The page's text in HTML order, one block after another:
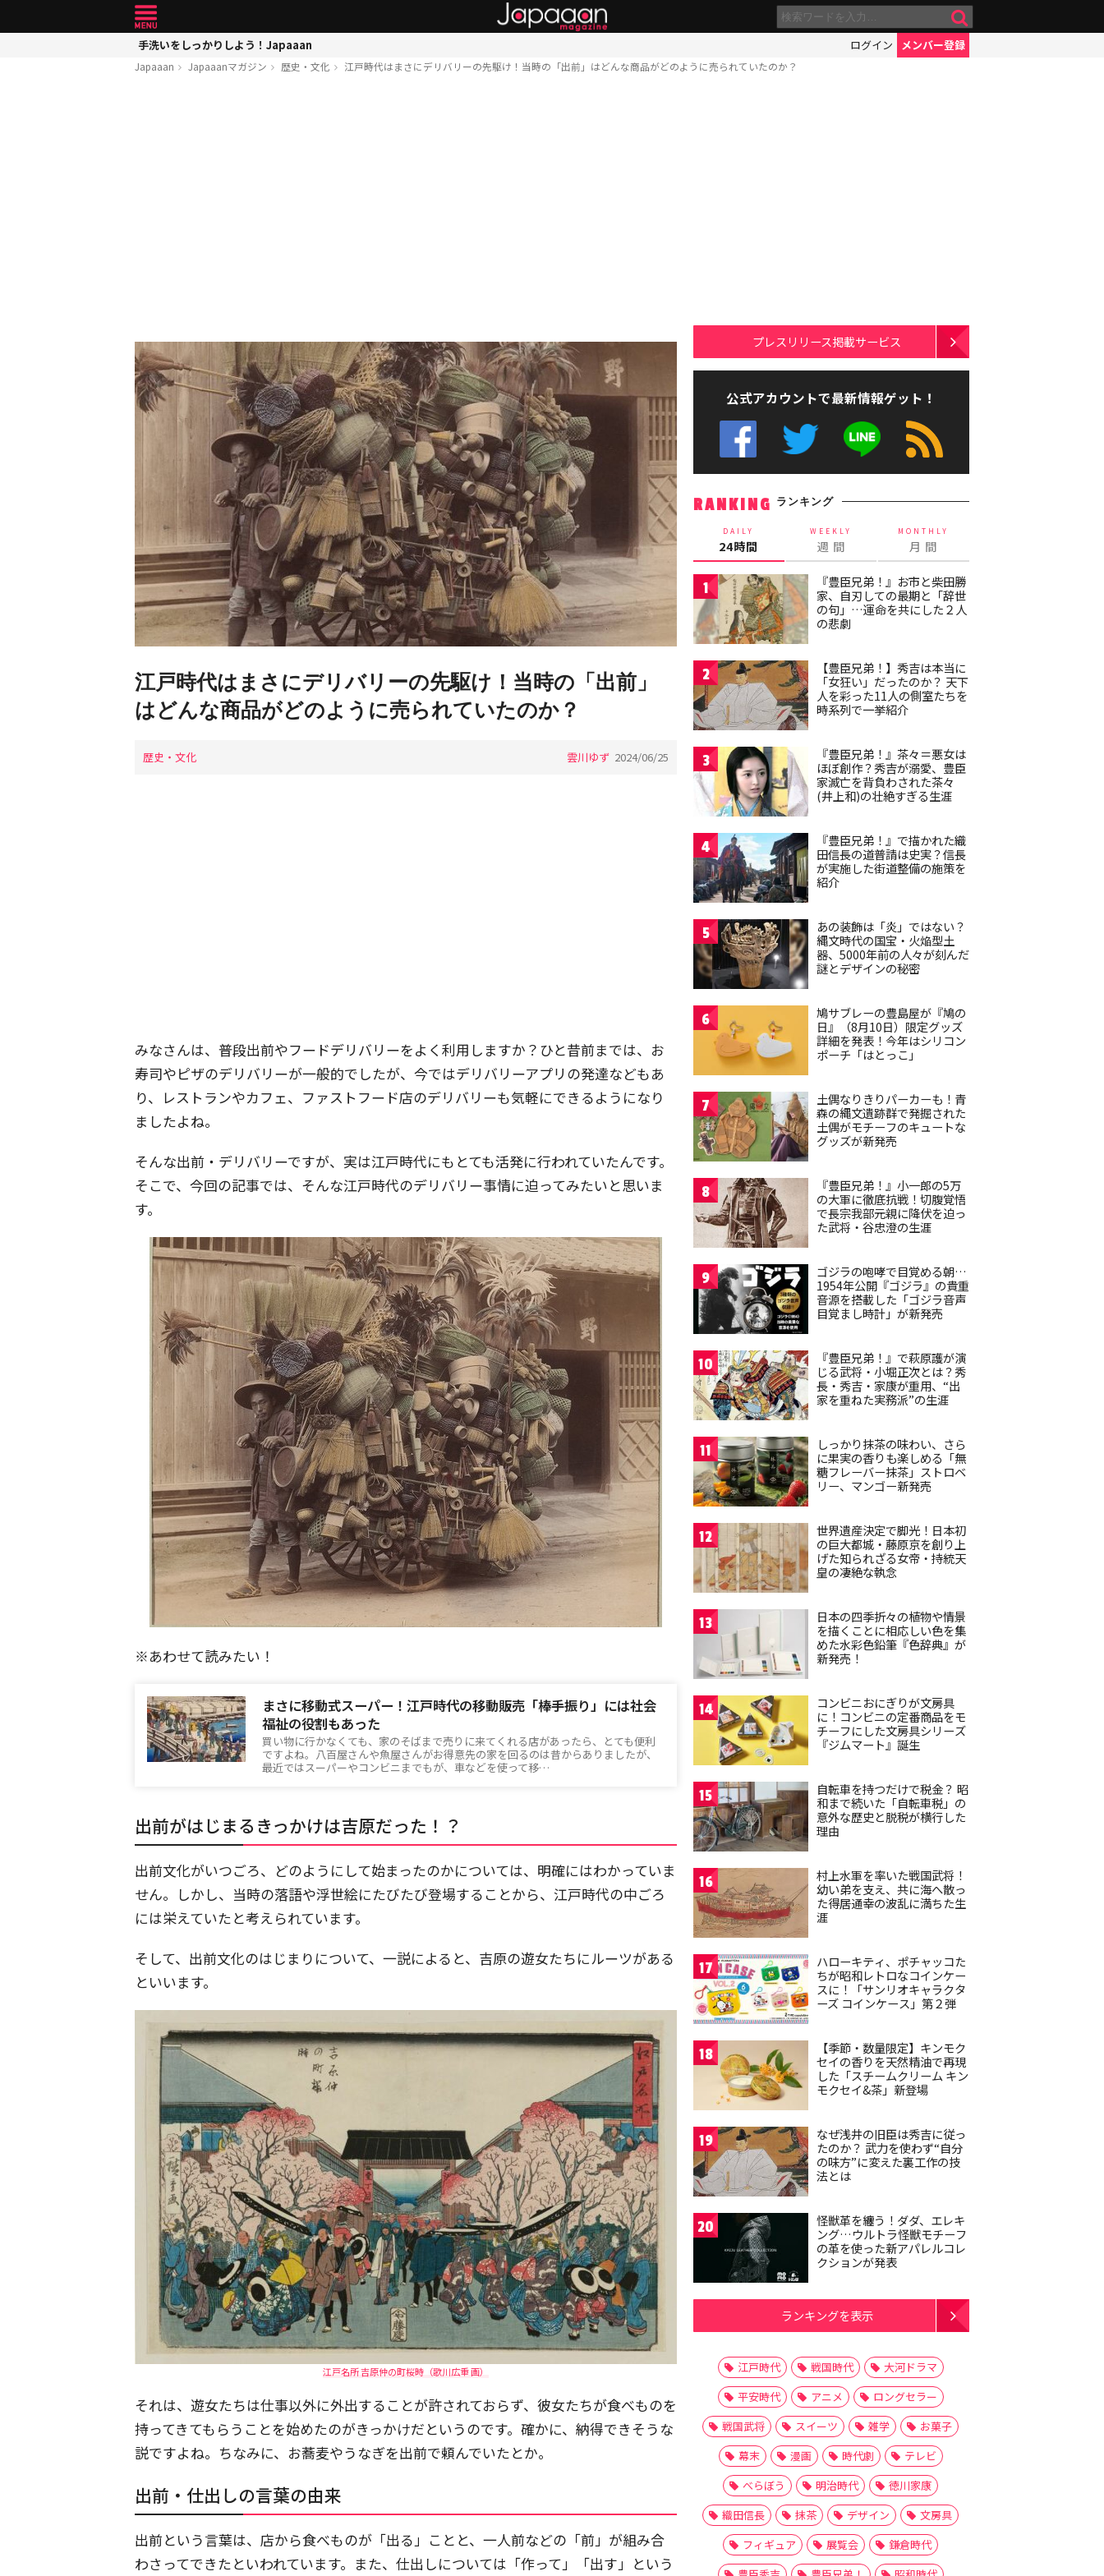
手洗いをしっかりしよう！Japaaan ログイン メンバー登録
Japaaan Japaaanマガジン 歴史・文化 江戸時代はまさにデリバリーの先駆け！当時の「出前」はどんな商品がどのように売られていたのか？
江戸時代はまさにデリバリーの先駆け！当時の「出前」
はどんな商品がどのように売られていたのか？
歴史・文化 雲川ゆず 2024/06/25
みなさんは、普段出前やフードデリバリーをよく利用しますか？ひと昔前までは、お
寿司やピザのデリバリーが一般的でしたが、今ではデリバリーアプリの発達などもあ
り、レストランやカフェ、ファストフード店のデリバリーも気軽にできるようになり
ましたよね。
そんな出前・デリバリーですが、実は江戸時代にもとても活発に行われていたんです。
そこで、今回の記事では、そんな江戸時代のデリバリー事情に迫ってみたいと思いま
す。
※あわせて読みたい！
まさに移動式スーパー！江戸時代の移動販売「棒手振り」には社会
福祉の役割もあった
買い物に行かなくても、家のそばまで売りに来てくれる店があったら、とても便利
ですよね。八百屋さんや魚屋さんがお得意先の家を回るのは昔からありましたが、
最近ではスーパーやコンビニまでもが、車などを使って移…
出前がはじまるきっかけは吉原だった！？
出前文化がいつごろ、どのようにして始まったのかについては、明確にはわかっていま
せん。しかし、当時の落語や浮世絵にたびたび登場することから、江戸時代の中ごろ
には栄えていたと考えられています。
そして、出前文化のはじまりについて、一説によると、吉原の遊女たちにルーツがある
といいます。
江戸名所 吉原仲の町桜時（歌川広重 画）
それは、遊女たちは仕事以外に外出することが許されておらず、彼女たちが食べものを
持ってきてもらうことを始めたのがきっかけだというのです。確かに、納得できそうな
説ですよね。ちなみに、お蕎麦やうなぎを出前で頼んでいたとか。
出前・仕出しの言葉の由来
出前という言葉は、店から食べものが「出る」ことと、一人前などの「前」が組み合
わさってできたといわれています。また、仕出しについては「作って」「出す」という
プレスリリース掲載サービス
公式アカウントで最新情報ゲット！
RANKING ランキング
DAILY
24時間
WEEKLY
週 間
MONTHLY
月 間
1
『豊臣兄弟！』お市と柴田勝
家、自刃しての最期と「辞世
の句」…運命を共にした２人
の悲劇
2
【豊臣兄弟！】秀吉は本当に
「女狂い」だったのか？ 天下
人を彩った11人の側室たちを
時系列で一挙紹介
3
『豊臣兄弟！』茶々＝悪女は
ほぼ創作？秀吉が溺愛、豊臣
家滅亡を背負わされた茶々
(井上和)の壮絶すぎる生涯
4
『豊臣兄弟！』で描かれた織
田信長の道普請は史実？信長
が実施した街道整備の施策を
紹介
5
あの装飾は「炎」ではない？
縄文時代の国宝・火焔型土
器、5000年前の人々が刻んだ
謎とデザインの秘密
6
鳩サブレーの豊島屋が『鳩の
日』（8月10日）限定グッズ
詳細を発表！今年はシリコン
ポーチ「はとっこ」
7
土偶なりきりパーカーも！青
森の縄文遺跡群で発掘された
土偶がモチーフのキュートな
グッズが新発売
8
『豊臣兄弟！』小一郎の5万
の大軍に徹底抗戦！切腹覚悟
で長宗我部元親に降伏を迫っ
た武将・谷忠澄の生涯
9
ゴジラの咆哮で目覚める朝…
1954年公開『ゴジラ』の貴重
音源を搭載した「ゴジラ音声
目覚まし時計」が新発売
10
『豊臣兄弟！』で萩原護が演
じる武将・小堀正次とは？秀
長・秀吉・家康が重用、“出
家を重ねた実務派”の生涯
11
しっかり抹茶の味わい、さら
に果実の香りも楽しめる「無
糖フレーバー抹茶」ストロベ
リー、マンゴー新発売
12
世界遺産決定で脚光！日本初
の巨大都城・藤原京を創り上
げた知られざる女帝・持統天
皇の凄絶な執念
13
日本の四季折々の植物や情景
を描くことに相応しい色を集
めた水彩色鉛筆『色辞典』が
新発売！
14
コンビニおにぎりが文房具
に！コンビニの定番商品をモ
チーフにした文房具シリーズ
『ジムマート』誕生
15
自転車を持つだけで税金？ 昭
和まで続いた「自転車税」の
意外な歴史と脱税が横行した
理由
16
村上水軍を率いた戦国武将！
幼い弟を支え、共に海へ散っ
た得居通幸の波乱に満ちた生
涯
17
ハローキティ、ポチャッコた
ちが昭和レトロなコインケー
スに！「サンリオキャラクタ
ーズ コインケース」第２弾
18
【季節・数量限定】キンモク
セイの香りを天然精油で再現
した「スチームクリーム キン
モクセイ&茶」新登場
19
なぜ浅井の旧臣は秀吉に従っ
たのか？ 武力を使わず“自分
の味方”に変えた裏工作の技
法とは
20
怪獣革を纏う！ダダ、エレキ
ング…ウルトラ怪獣モチーフ
の革を使った新アパレルコレ
クションが発表
ランキングを表示
江戸時代 戦国時代
大河ドラマ
平安時代
アニメ
ロングセラー
戦国武将
スイーツ 雑学
お菓子
幕末
漫画 時代劇
テレビ
べらぼう
明治時代
徳川家康
織田信長
抹茶 デザイン
文房具
フィギュア
展覧会
鎌倉時代